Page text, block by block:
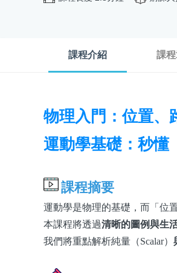
課程介紹 課
物理入門：位置、
運動學基礎：秒懂
課程摘要
運動學是物理的基礎，而「位
本課程將透過清晰的圖例與生
我們將重點解析純量（Scalar）